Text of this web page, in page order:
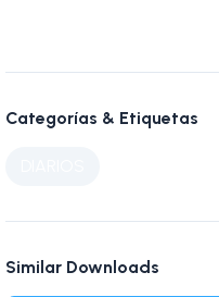
Categorías & Etiquetas
Similar Downloads